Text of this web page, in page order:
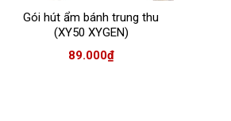
Gói hút ẩm bánh trung thu
(XY50 XYGEN)
89.000₫